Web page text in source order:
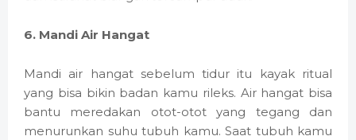
6. Mandi Air Hangat
Mandi air hangat sebelum tidur itu kayak ritual
yang bisa bikin badan kamu rileks. Air hangat bisa
bantu meredakan otot-otot yang tegang dan
menurunkan suhu tubuh kamu. Saat tubuh kamu